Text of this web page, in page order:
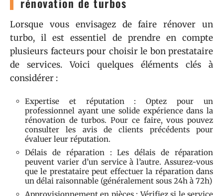
Lorsque vous envisagez de faire rénover un
turbo, il est essentiel de prendre en compte
plusieurs facteurs pour choisir le bon prestataire
de services. Voici quelques éléments clés à
considérer :
Expertise et réputation : Optez pour un
professionnel ayant une solide expérience dans la
rénovation de turbos. Pour ce faire, vous pouvez
consulter les avis de clients précédents pour
évaluer leur réputation.
Délais de réparation : Les délais de réparation
peuvent varier d’un service à l’autre. Assurez-vous
que le prestataire peut effectuer la réparation dans
un délai raisonnable (généralement sous 24h à 72h)
Approvisionnement en pièces : Vérifiez si le service